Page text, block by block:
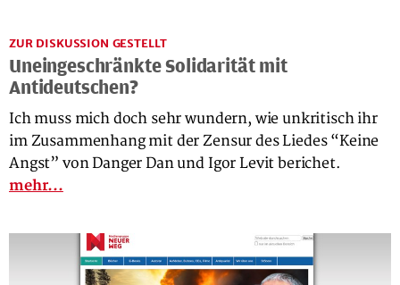
ZUR DISKUSSION GESTELLT
Uneingeschränkte Solidarität mit
Antideutschen?
Ich muss mich doch sehr wundern, wie unkritisch ihr
im Zusammenhang mit der Zensur des Liedes “Keine
Angst” von Danger Dan und Igor Levit berichet.
mehr...